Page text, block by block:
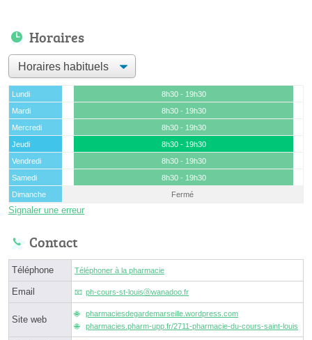
Horaires
Lundi
8h30 - 19h30
Mardi
8h30 - 19h30
Mercredi
8h30 - 19h30
Jeudi
8h30 - 19h30
Vendredi
8h30 - 19h30
Samedi
8h30 - 19h30
Dimanche
Fermé
Signaler une erreur
Contact
Téléphone Téléphoner à la pharmacie
Email ph-cours-st-louisⓐwanadoo.fr
Site web
pharmaciesdegardemarseille.wordpress.com
pharmacies.pharm-upp.fr/2711-pharmacie-du-cours-saint-louis